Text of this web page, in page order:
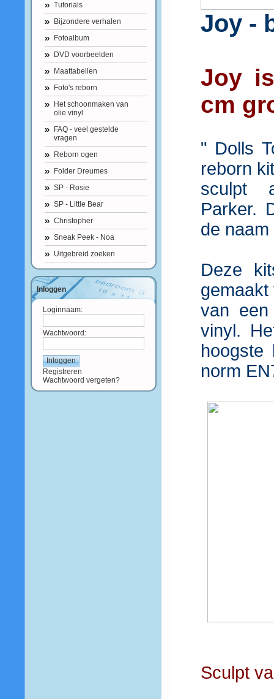
Tutorials
Bijzondere verhalen
Fotoalbum
DVD voorbeelden
Maattabellen
Foto's reborn
Het schoonmaken van
olie vinyl
FAQ - veel gestelde
vragen
Reborn ogen
Folder Dreumes
SP - Rosie
SP - Little Bear
Christopher
Sneak Peek - Noa
Uitgebreid zoeken
Inloggen
Loginnaam:
Wachtwoord:
Registreren
Wachtwoord vergeten?
Joy -
Joy
cm
" Dolls
reborn
sculpt
Parker.
de naam
Deze
gemaakt
van
vinyl.
hoogste
norm
Sculpt